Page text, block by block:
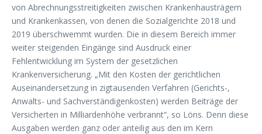
von Abrechnungsstreitigkeiten zwischen Krankenhausträgern
und Krankenkassen, von denen die Sozialgerichte 2018 und
2019 überschwemmt wurden. Die in diesem Bereich immer
weiter steigenden Eingänge sind Ausdruck einer
Fehlentwicklung im System der gesetzlichen
Krankenversicherung. „Mit den Kosten der gerichtlichen
Auseinandersetzung in zigtausenden Verfahren (Gerichts-,
Anwalts- und Sachverständigenkosten) werden Beiträge der
Versicherten in Milliardenhöhe verbrannt“, so Löns. Denn diese
Ausgaben werden ganz oder anteilig aus den im Kern